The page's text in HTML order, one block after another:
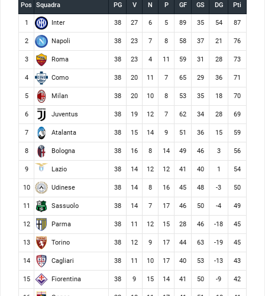
Pos Squadra PG V N P GF GS DG Pti
1 Inter 38 27 6 5 89 35 54 87
2 Napoli 38 23 7 8 58 37 21 76
3 Roma 38 23 4 11 59 31 28 73
4 Como 38 20 11 7 65 29 36 71
5 Milan 38 20 10 8 53 35 18 70
6 Juventus 38 19 12 7 62 34 28 69
7 Atalanta 38 15 14 9 51 36 15 59
8 Bologna 38 16 8 14 49 46 3 56
9 Lazio 38 14 12 12 41 40 1 54
10 Udinese 38 14 8 16 45 48 -3 50
11 Sassuolo 38 14 7 17 46 50 -4 49
12 Parma 38 11 12 15 28 46 -18 45
13 Torino 38 12 9 17 44 63 -19 45
14 Cagliari 38 11 10 17 40 53 -13 43
15 Fiorentina 38 9 15 14 41 50 -9 42